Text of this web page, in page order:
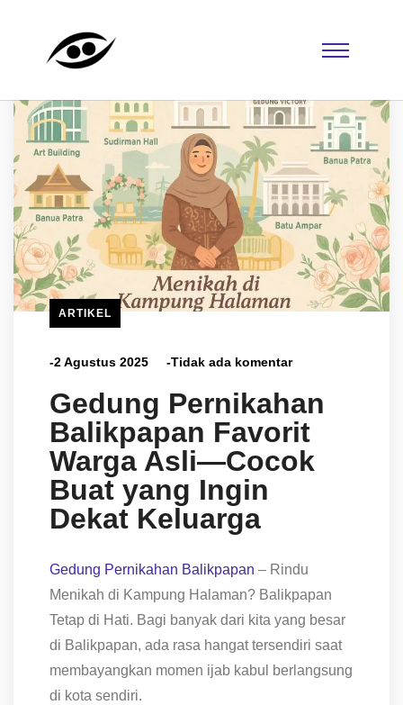
ARTIKEL
-2 Agustus 2025 -Tidak ada komentar
Gedung Pernikahan
Balikpapan Favorit
Warga Asli—Cocok
Buat yang Ingin
Dekat Keluarga
Gedung Pernikahan Balikpapan – Rindu
Menikah di Kampung Halaman? Balikpapan
Tetap di Hati. Bagi banyak dari kita yang besar
di Balikpapan, ada rasa hangat tersendiri saat
membayangkan momen ijab kabul berlangsung
di kota sendiri.